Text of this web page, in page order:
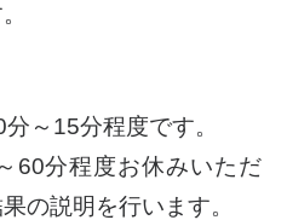
～15分程度です。
60分程度お休みいただ
の説明を行います。